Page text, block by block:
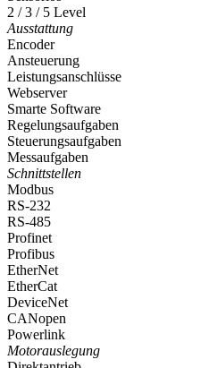
2 / 3 / 5 Level
Ausstattung
Encoder
Ansteuerung
Leistungsanschlüsse
Webserver
Smarte Software
Regelungsaufgaben
Steuerungsaufgaben
Messaufgaben
Schnittstellen
Modbus
RS-232
RS-485
Profinet
Profibus
EtherNet
EtherCat
DeviceNet
CANopen
Powerlink
Motorauslegung